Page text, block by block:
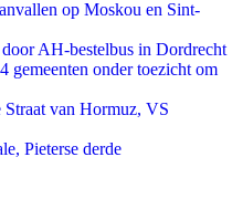
op Moskou en Sint-
AH-bestelbus in Dordrecht
gemeenten onder toezicht om
Straat van Hormuz, VS
Pieterse derde